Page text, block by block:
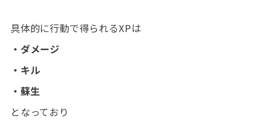
具体的に行動で得られるXPは
・ダメージ
・キル
・蘇生
となっており